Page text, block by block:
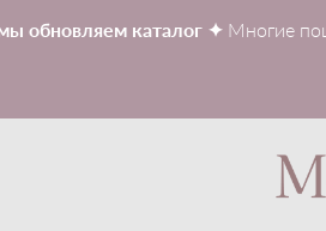
обновляем каталог ✦ Многие